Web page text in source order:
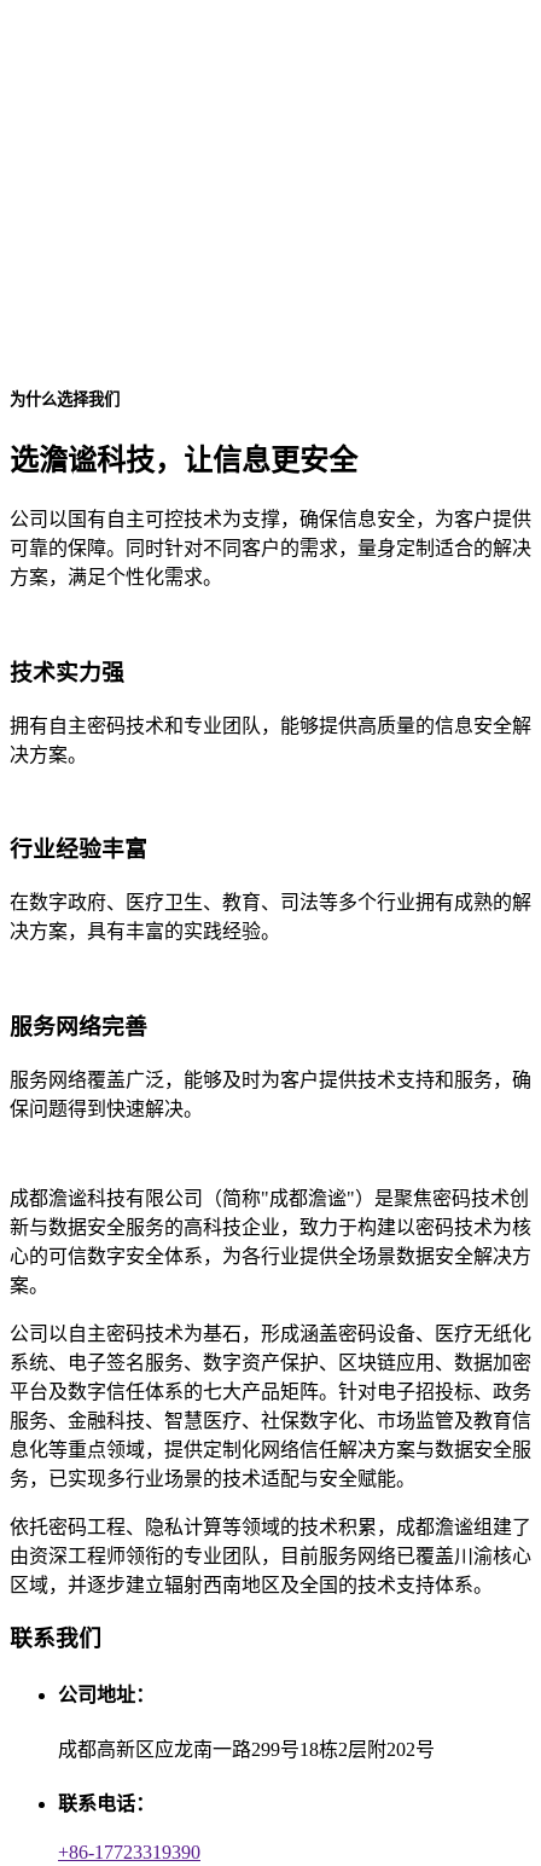
为什么选择我们
选澹谧科技，让信息更安全
公司以国有自主可控技术为支撑，确保信息安全，为客户提供
可靠的保障。同时针对不同客户的需求，量身定制适合的解决
方案，满足个性化需求。
技术实力强
拥有自主密码技术和专业团队，能够提供高质量的信息安全解
决方案。
行业经验丰富
在数字政府、医疗卫生、教育、司法等多个行业拥有成熟的解
决方案，具有丰富的实践经验。
服务网络完善
服务网络覆盖广泛，能够及时为客户提供技术支持和服务，确
保问题得到快速解决。
成都澹谧科技有限公司（简称"成都澹谧"）是聚焦密码技术创
新与数据安全服务的高科技企业，致力于构建以密码技术为核
心的可信数字安全体系，为各行业提供全场景数据安全解决方
案。
公司以自主密码技术为基石，形成涵盖密码设备、医疗无纸化
系统、电子签名服务、数字资产保护、区块链应用、数据加密
平台及数字信任体系的七大产品矩阵。针对电子招投标、政务
服务、金融科技、智慧医疗、社保数字化、市场监管及教育信
息化等重点领域，提供定制化网络信任解决方案与数据安全服
务，已实现多行业场景的技术适配与安全赋能。
依托密码工程、隐私计算等领域的技术积累，成都澹谧组建了
由资深工程师领衔的专业团队，目前服务网络已覆盖川渝核心
区域，并逐步建立辐射西南地区及全国的技术支持体系。
联系我们
公司地址：
成都高新区应龙南一路299号18栋2层附202号
联系电话：
+86-17723319390